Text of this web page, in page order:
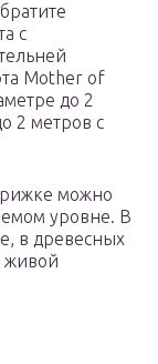
с
Mother of
до 2
2 метров с
можно
уровне. В
в древесных
живой